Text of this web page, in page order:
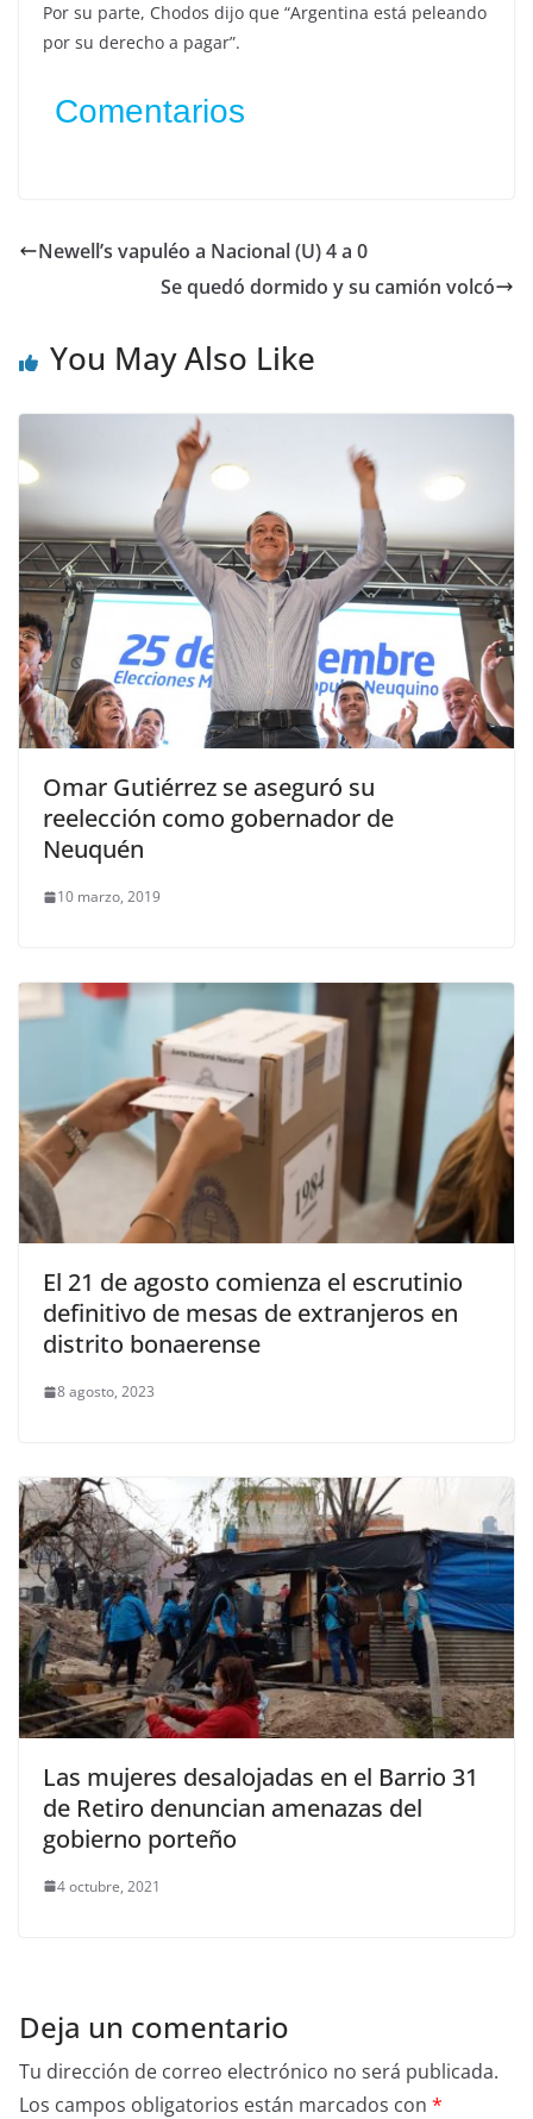
Por su parte, Chodos dijo que “Argentina está peleando
por su derecho a pagar”.
Comentarios
Newell’s vapuléo a Nacional (U) 4 a 0
Se quedó dormido y su camión volcó
You May Also Like
Omar Gutiérrez se aseguró su
reelección como gobernador de
Neuquén
10 marzo, 2019
El 21 de agosto comienza el escrutinio
definitivo de mesas de extranjeros en
distrito bonaerense
8 agosto, 2023
Las mujeres desalojadas en el Barrio 31
de Retiro denuncian amenazas del
gobierno porteño
4 octubre, 2021
Deja un comentario
Tu dirección de correo electrónico no será publicada.
Los campos obligatorios están marcados con *